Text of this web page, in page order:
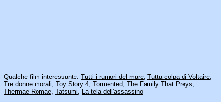
Qualche film interessante: Tutti i rumori del mare, Tutta colpa di Voltaire,
Tre donne morali, Toy Story 4, Tormented, The Family That Preys,
Thermae Romae, Tatsumi, La tela dell'assassino